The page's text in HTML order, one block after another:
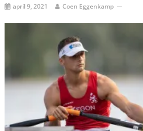
april 9, 2021 Coen Eggenkamp